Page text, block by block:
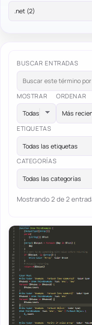
BUSCAR ENTRADAS
MOSTRAR ORDENAR
ETIQUETAS
Todas las etiquetas
CATEGORÍAS
Todas las categorías
Mostrando 2 de 2